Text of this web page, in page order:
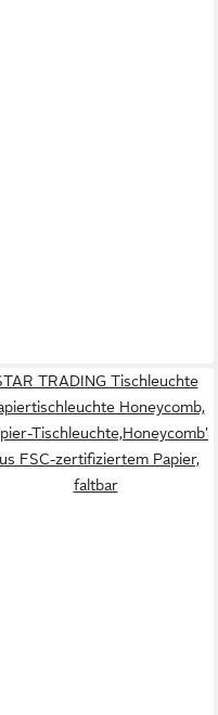
TRADING Tischleuchte
Honeycomb,
Tischleuchte,Honeycomb'
FSC-zertifiziertem Papier,
faltbar